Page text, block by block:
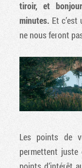
tiroir, et
minutes. Et
ne nous feront
Les points de
permettent juste